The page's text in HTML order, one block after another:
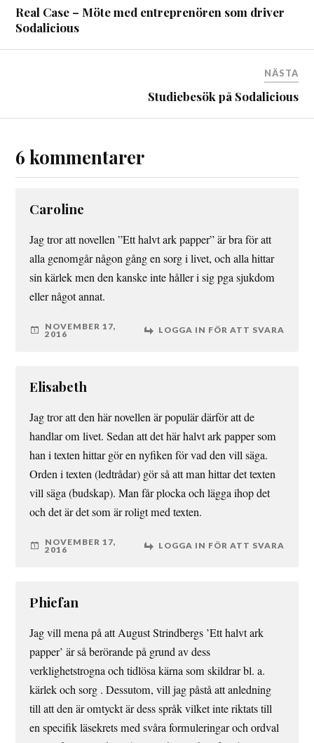
Real Case – Möte med entreprenören som driver
Sodalicious
NÄSTA
Studiebesök på Sodalicious
6 kommentarer
Caroline
Jag tror att novellen ”Ett halvt ark papper” är bra för att
alla genomgår någon gång en sorg i livet, och alla hittar
sin kärlek men den kanske inte håller i sig pga sjukdom
eller något annat.
NOVEMBER 17,
2016 LOGGA IN FÖR ATT SVARA
Elisabeth
Jag tror att den här novellen är populär därför att de
handlar om livet. Sedan att det här halvt ark papper som
han i texten hittar gör en nyfiken för vad den vill säga.
Orden i texten (ledtrådar) gör så att man hittar det texten
vill säga (budskap). Man får plocka och lägga ihop det
och det är det som är roligt med texten.
NOVEMBER 17,
2016 LOGGA IN FÖR ATT SVARA
Phiefan
Jag vill mena på att August Strindbergs ’Ett halvt ark
papper’ är så berörande på grund av dess
verklighetstrogna och tidlösa kärna som skildrar bl. a.
kärlek och sorg . Dessutom, vill jag påstå att anledning
till att den är omtyckt är dess språk vilket inte riktats till
en specifik läsekrets med svåra formuleringar och ordval